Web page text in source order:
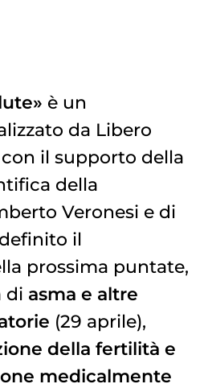
è un
da Libero
il supporto della
della
Veronesi e di
il
prossima puntate,
di asma e altre
(29 aprile),
della fertilità e
medicalmente